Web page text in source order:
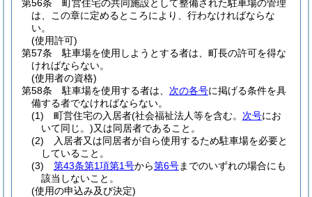
第56条
町営住宅の共同施設として整備された駐車場の管理
は、この章に定めるところにより、行わなければならな
い。
(使用許可)
第57条
駐車場を使用しようとする者は、町長の許可を得な
ければならない。
(使用者の資格)
第58条
駐車場を使用する者は、 次の各号に掲げる条件を具
備する者でなければならない。
(1)
町営住宅の入居者(社会福祉法人等を含む。 次号にお
いて同じ。)又は同居者であること。
(2)
入居者又は同居者が自ら使用するため駐車場を必要と
していること。
(3)
第43条第1項第1号から第6号までのいずれの場合にも
該当しないこと。
(使用の申込み及び決定)